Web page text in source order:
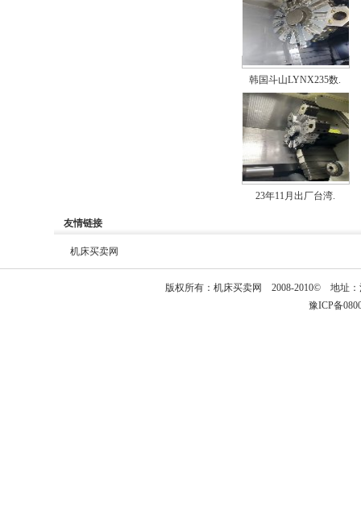
韩国斗山LYNX235数.
23年11月出厂台湾.
友情链接
机床买卖网
版权所有： 机床买卖网
2008-2010© 地址：
豫ICP备